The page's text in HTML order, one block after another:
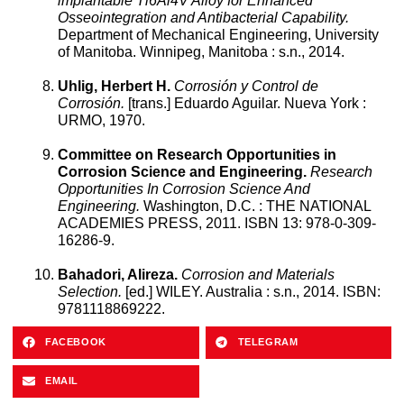
Osseointegration and Antibacterial Capability.
Department of Mechanical Engineering, University
of Manitoba. Winnipeg, Manitoba : s.n., 2014.
Uhlig, Herbert H. Corrosión y Control de
Corrosión. [trans.] Eduardo Aguilar. Nueva York :
URMO, 1970.
Committee on Research Opportunities in
Corrosion Science and Engineering. Research
Opportunities In Corrosion Science And
Engineering. Washington, D.C. : THE NATIONAL
ACADEMIES PRESS, 2011. ISBN 13: 978-0-309-
16286-9.
Bahadori, Alireza. Corrosion and Materials
Selection. [ed.] WILEY. Australia : s.n., 2014. ISBN:
9781118869222.
FACEBOOK TELEGRAM
EMAIL